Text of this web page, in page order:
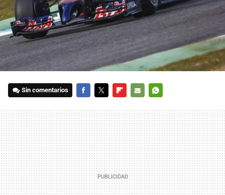
Sin comentarios
MAIL